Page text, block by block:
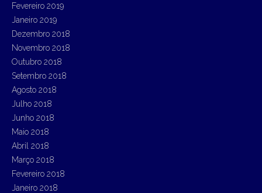
Fevereiro 2019
Janeiro 2019
Dezembro 2018
Novembro 2018
Outubro 2018
Setembro 2018
Agosto 2018
Julho 2018
Junho 2018
Maio 2018
Abril 2018
Março 2018
Fevereiro 2018
Janeiro 2018